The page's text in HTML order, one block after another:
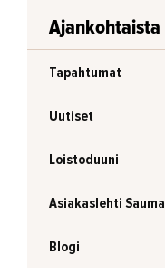
Ajankohtaista
Tapahtumat
Uutiset
Loistoduuni
Asiakaslehti Sauma
Blogi